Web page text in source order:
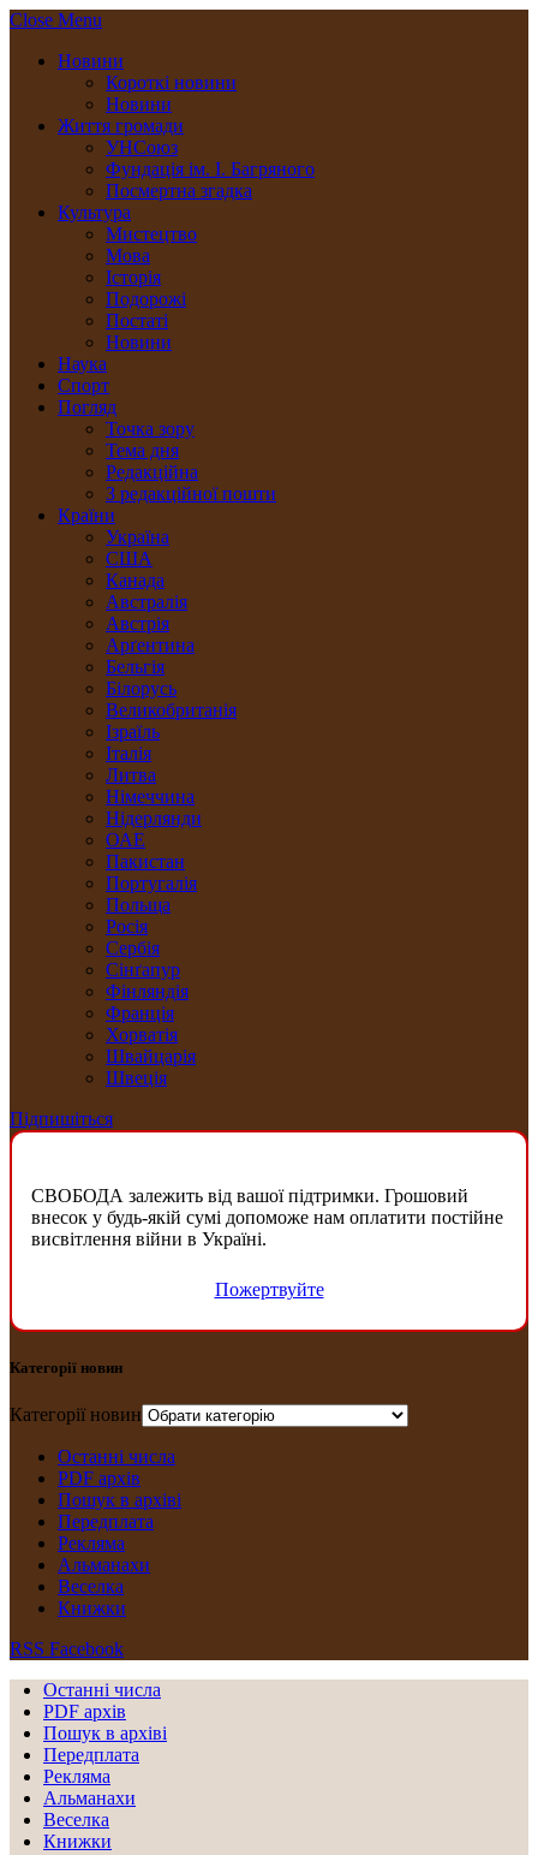
Close Menu
Новини
Короткі новини
Новини
Життя громади
УНСоюз
Фундація ім. І. Багряного
Посмертна згадка
Культура
Мистецтво
Мова
Історія
Подорожі
Постаті
Новини
Наука
Спорт
Погляд
Точка зору
Тема дня
Редакційна
З редакційної пошти
Країни
Україна
США
Канада
Австралія
Австрія
Арґентина
Бельгія
Білорусь
Великобританія
Ізраїль
Італія
Литва
Німеччина
Нідерлянди
ОАЕ
Пакистан
Португалія
Польща
Росія
Сербія
Сінґапур
Фінляндія
Франція
Хорватія
Швайцарія
Швеція
Підпишіться
СВОБОДА залежить від вашої підтримки. Грошовий
внесок у будь-якій сумі допоможе нам оплатити постійне
висвітлення війни в Україні.
Пожертвуйте
Категорії новин
Категорії новин
Останні числа
PDF архів
Пошук в архіві
Передплата
Рекляма
Альманахи
Веселка
Книжки
RSS Facebook
Останні числа
PDF архів
Пошук в архіві
Передплата
Рекляма
Альманахи
Веселка
Книжки